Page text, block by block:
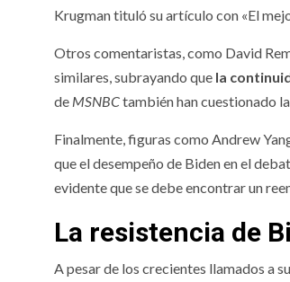
Krugman tituló su artículo con «El
Otros comentaristas, como David
similares, subrayando que la
de MSNBCtambién han cuestionado
Finalmente, figuras como Andrew
que el desempeño de Biden en el
evidente que se debe encontrar un
La resistencia de
A pesar de los crecientes llamados a